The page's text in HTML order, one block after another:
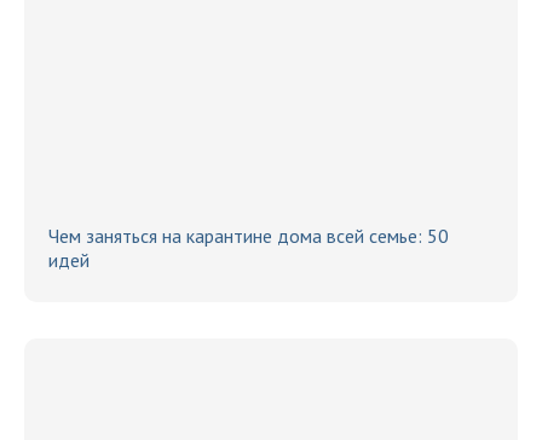
Чем заняться на карантине дома всей семье: 50
идей